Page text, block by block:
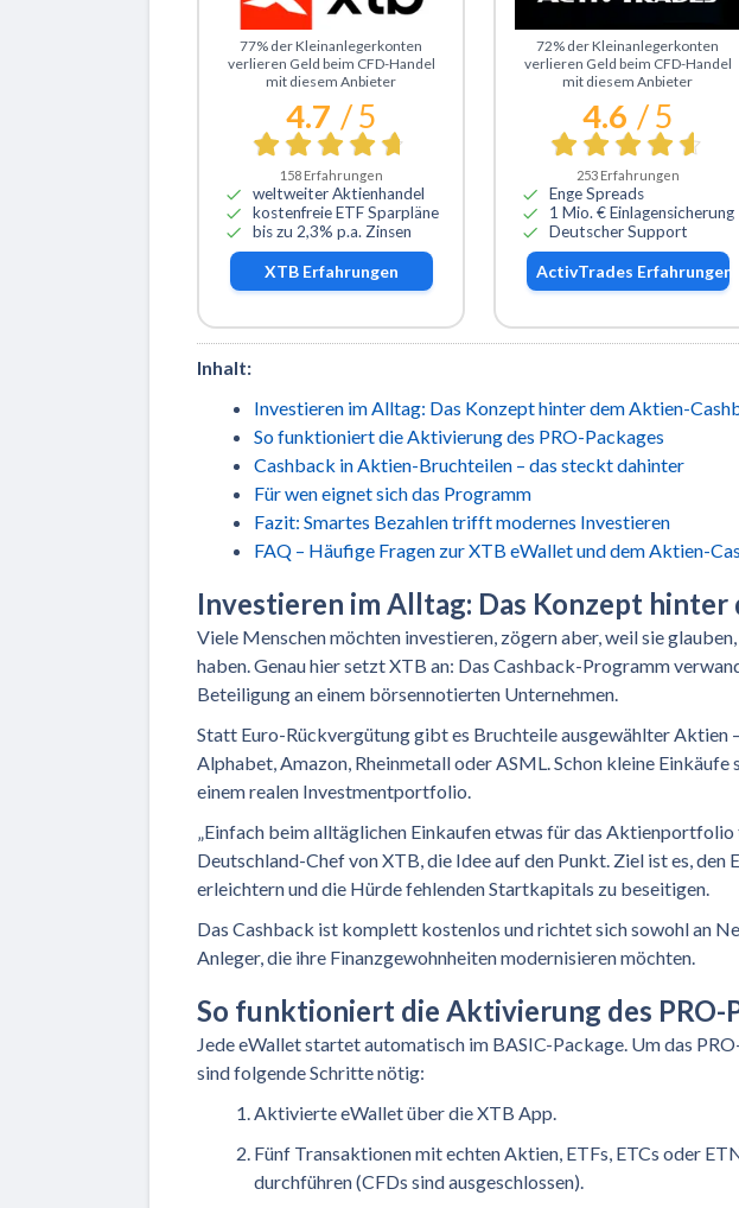
Zu XTB
77% der Kleinanlegerkonten
verlieren Geld beim CFD-Handel
mit diesem Anbieter
4.7 / 5
158Erfahrungen
weltweiter Aktienhandel
kostenfreie ETF Sparpläne
bis zu 2,3% p.a. Zinsen
XTBErfahrungen
Zu ActivTrades
72% der Kleinanlegerkonten
verlieren Geld beim CFD-Handel
mit diesem Anbieter
4.6 / 5
253Erfahrungen
Enge Spreads
1 Mio. € Einlagensicherung
Deutscher Support
ActivTrades Erfahrungen
Inhalt:
Investieren im Alltag: Das Konzept hinter dem Aktien-
So funktioniert die Aktivierung des PRO-Packages
Cashback in Aktien-Bruchteilen – das steckt dahinter
Für wen eignet sich das Programm
Fazit: Smartes Bezahlen trifft modernes Investieren
FAQ – Häufige Fragen zur XTB eWallet und dem Aktien-
Investieren im Alltag: Das Konzept hinter
Viele Menschen möchten investieren, zögern aber, weil sie
haben. Genau hier setzt XTB an: Das Cashback-Programm
Beteiligung an einem börsennotierten Unternehmen.
Statt Euro-Rückvergütung gibt es Bruchteile ausgewählter Aktien
Alphabet, Amazon, Rheinmetall oder ASML. Schon kleine Einkäufe
einem realen Investmentportfolio.
„Einfach beim alltäglichen Einkaufen etwas für das Aktienportfolio
Deutschland-Chef von XTB, die Idee auf den Punkt. Ziel ist es, den
erleichtern und die Hürde fehlenden Startkapitals zu beseitigen.
Das Cashback ist komplett kostenlos und richtet sich sowohl an
Anleger, die ihre Finanzgewohnheiten modernisieren möchten.
So funktioniert die Aktivierung des PRO-
Jede eWallet startet automatisch im BASIC-Package. Um das
sind folgende Schritte nötig:
Aktivierte eWallet über die XTB App.
Fünf Transaktionen mit echten Aktien, ETFs, ETCs oder
durchführen (CFDs sind ausgeschlossen).